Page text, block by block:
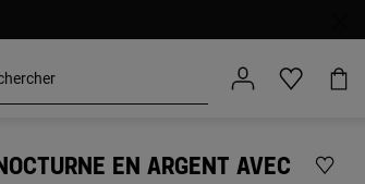
EN ARGENT AVEC